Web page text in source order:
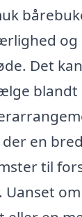
og
Det
blandt
en
til